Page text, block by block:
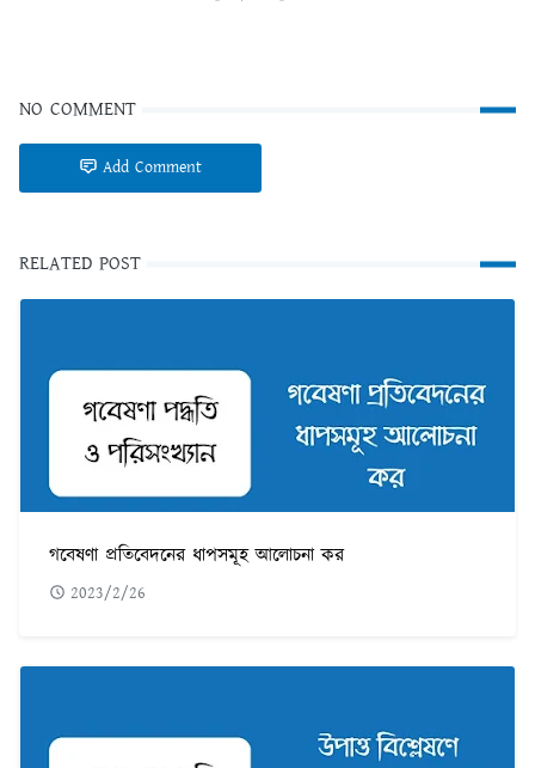
NO COMMENT
Add Comment
RELATED POST
গবেষণা প্রতিবেদনের ধাপসমূহ আলোচনা কর
2023/2/26